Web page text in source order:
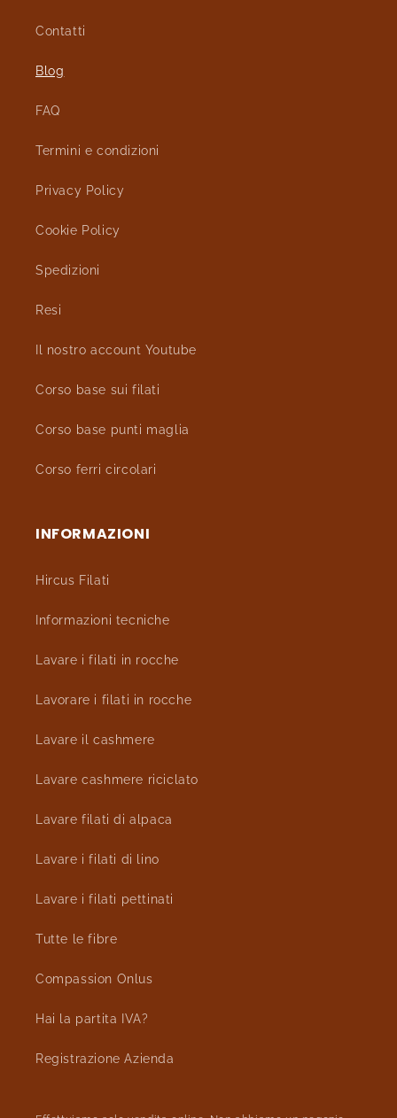
Contatti
Blog
FAQ
Termini e condizioni
Privacy Policy
Cookie Policy
Spedizioni
Resi
Il nostro account Youtube
Corso base sui filati
Corso base punti maglia
Corso ferri circolari
INFORMAZIONI
Hircus Filati
Informazioni tecniche
Lavare i filati in rocche
Lavorare i filati in rocche
Lavare il cashmere
Lavare cashmere riciclato
Lavare filati di alpaca
Lavare i filati di lino
Lavare i filati pettinati
Tutte le fibre
Compassion Onlus
Hai la partita IVA?
Registrazione Azienda